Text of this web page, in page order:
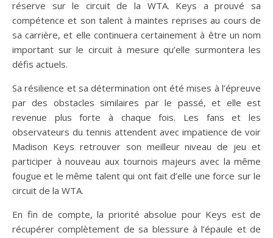
réserve sur le circuit de la WTA. Keys a prouvé sa
compétence et son talent à maintes reprises au cours de
sa carrière, et elle continuera certainement à être un nom
important sur le circuit à mesure qu’elle surmontera les
défis actuels.
Sa résilience et sa détermination ont été mises à l’épreuve
par des obstacles similaires par le passé, et elle est
revenue plus forte à chaque fois. Les fans et les
observateurs du tennis attendent avec impatience de voir
Madison Keys retrouver son meilleur niveau de jeu et
participer à nouveau aux tournois majeurs avec la même
fougue et le même talent qui ont fait d’elle une force sur le
circuit de la WTA.
En fin de compte, la priorité absolue pour Keys est de
récupérer complètement de sa blessure à l’épaule et de